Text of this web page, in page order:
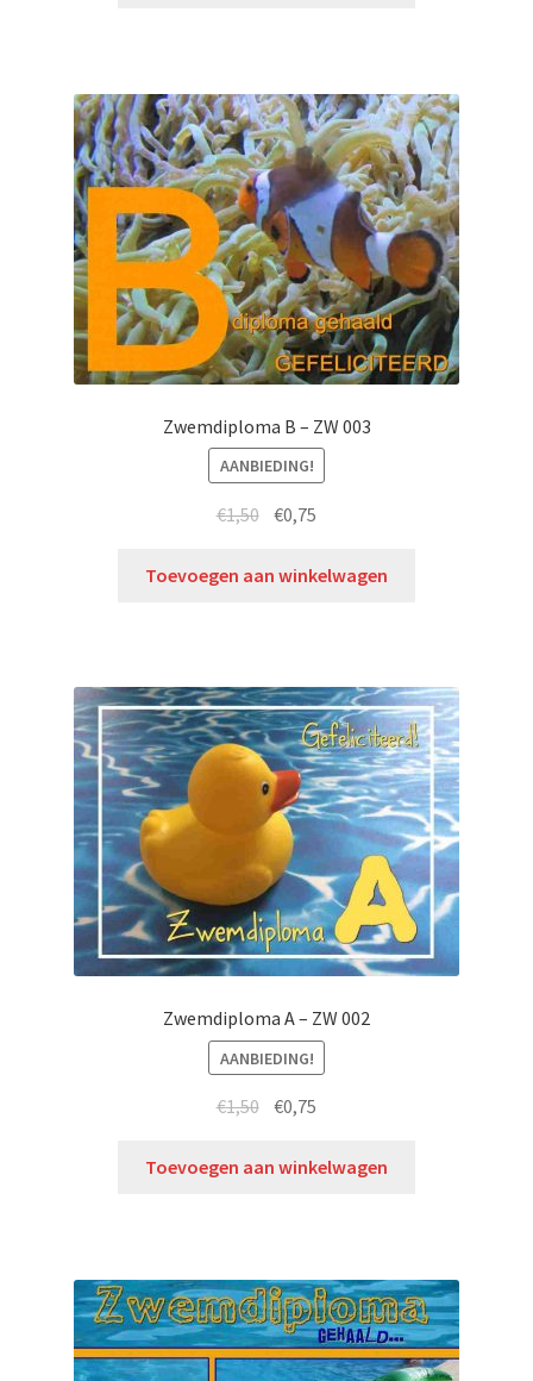
Zwemdiploma B – ZW 003
AANBIEDING!
€1,50 €0,75
Toevoegen aan winkelwagen
Zwemdiploma A – ZW 002
AANBIEDING!
€1,50 €0,75
Toevoegen aan winkelwagen